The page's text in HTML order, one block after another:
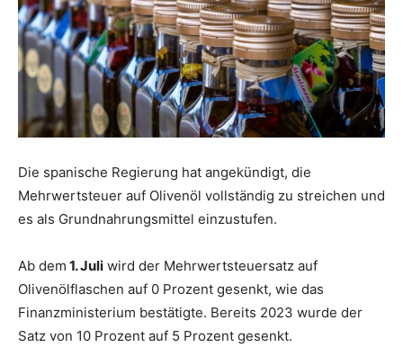
Die spanische Regierung hat angekündigt, die
Mehrwertsteuer auf Olivenöl vollständig zu streichen und
es als Grundnahrungsmittel einzustufen.
Ab dem 1. Juli wird der Mehrwertsteuersatz auf
Olivenölflaschen auf 0 Prozent gesenkt, wie das
Finanzministerium bestätigte. Bereits 2023 wurde der
Satz von 10 Prozent auf 5 Prozent gesenkt.